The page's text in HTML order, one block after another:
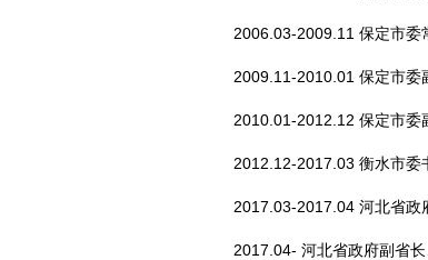
2006.03-2009.11 保定市委常
2009.11-2010.01 保定市委
2010.01-2012.12 保定市委
2012.12-2017.03 衡水市委
2017.03-2017.04 河北省政
2017.04- 河北省政府副省长